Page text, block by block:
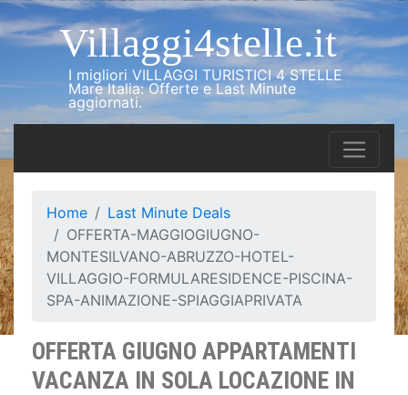
Villaggi4stelle.it
I migliori VILLAGGI TURISTICI 4 STELLE
Mare Italia: Offerte e Last Minute
aggiornati.
Home
Last Minute Deals
OFFERTA-MAGGIOGIUGNO-
MONTESILVANO-ABRUZZO-HOTEL-
VILLAGGIO-FORMULARESIDENCE-PISCINA-
SPA-ANIMAZIONE-SPIAGGIAPRIVATA
OFFERTA GIUGNO APPARTAMENTI
VACANZA IN SOLA LOCAZIONE IN